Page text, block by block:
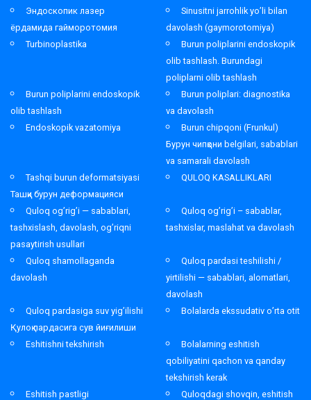
Эндоскопик лазер
ёрдамида гайморотомия
Sinusitni jarrohlik yo’li bilan
davolash (gaymorotomiya)
Turbinoplastika
Burun poliplarini endoskopik
olib tashlash. Burundagi
poliplarni olib tashlash
Burun poliplarini endoskopik
olib tashlash
Burun poliplari: diagnostika
va davolash
Endoskopik vazatomiya
Burun chipqoni (Frunkul)
Бурун чипқони belgilari, sabablari
va samarali davolash
Tashqi burun deformatsiyasi
Ташқи бурун деформацияси
QULOQ KASALLIKLARI
Quloq og’rig’i — sabablari,
tashxislash, davolash, og’riqni
pasaytirish usullari
Quloq og’rig’i – sabablar,
tashxislar, maslahat va davolash
Quloq shamollaganda
davolash
Quloq pardasi teshilishi /
yirtilishi — sabablari, alomatlari,
davolash
Quloq pardasiga suv yig’ilishi
Қулоқ пардасига сув йиғилиши
Bolalarda ekssudativ o’rta otit
Eshitishni tekshirish
Bolalarning eshitish
qobiliyatini qachon va qanday
tekshirish kerak
Eshitish pastligi
Quloqdagi shovqin, eshitish